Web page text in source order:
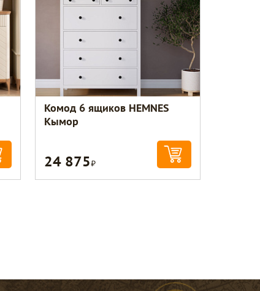
покупателях. Подскажу по
Комод 6 ящиков HEMNES
Кымор
24 875Р